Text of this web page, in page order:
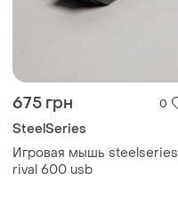
675 грн 0
SteelSeries
Игровая мышь steelseries
rival 600 usb